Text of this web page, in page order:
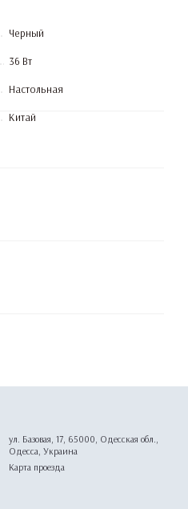
Черный
36 Вт
Настольная
Китай
ул. Базовая, 17, 65000, Одесская обл.,
Одесса, Украина
Карта проезда